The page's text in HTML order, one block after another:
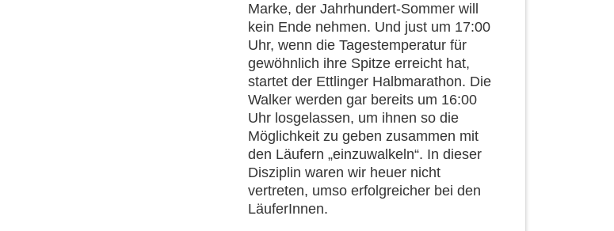
Marke, der Jahrhundert-Sommer will
kein Ende nehmen. Und just um 17:00
Uhr, wenn die Tagestemperatur für
gewöhnlich ihre Spitze erreicht hat,
startet der Ettlinger Halbmarathon. Die
Walker werden gar bereits um 16:00
Uhr losgelassen, um ihnen so die
Möglichkeit zu geben zusammen mit
den Läufern „einzuwalkeln“. In dieser
Disziplin waren wir heuer nicht
vertreten, umso erfolgreicher bei den
LäuferInnen.